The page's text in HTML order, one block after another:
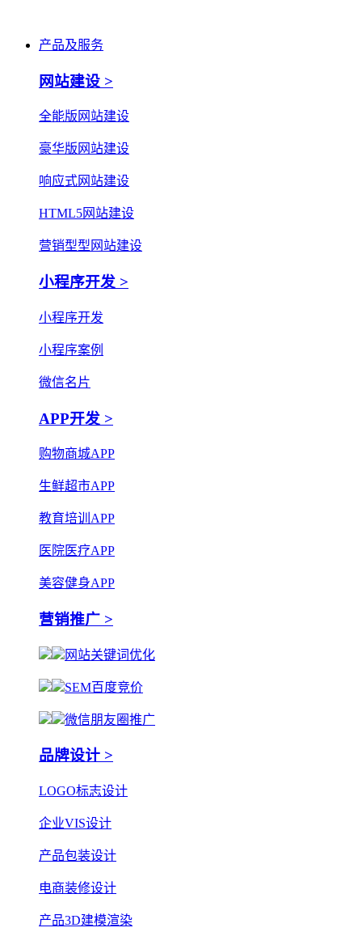
产品及服务
网站建设 >
全能版网站建设
豪华版网站建设
响应式网站建设
HTML5网站建设
营销型型网站建设
小程序开发 >
小程序开发
小程序案例
微信名片
APP开发 >
购物商城APP
生鲜超市APP
教育培训APP
医院医疗APP
美容健身APP
营销推广 >
网站关键词优化
SEM百度竞价
微信朋友圈推广
品牌设计 >
LOGO标志设计
企业VIS设计
产品包装设计
电商装修设计
产品3D建模渲染